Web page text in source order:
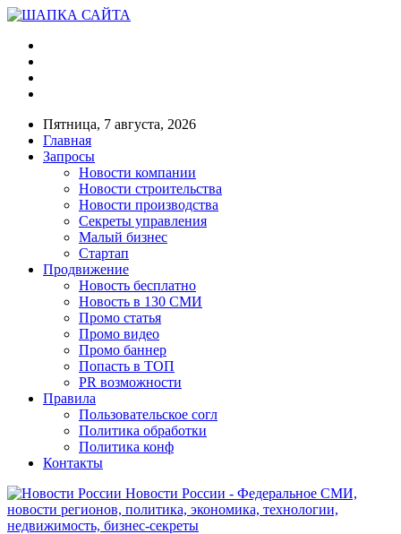
Пятница, 7 августа, 2026
Главная
Запросы
Новости компании
Новости строительства
Новости производства
Секреты управления
Малый бизнес
Стартап
Продвижение
Новость бесплатно
Новость в 130 СМИ
Промо статья
Промо видео
Промо баннер
Попасть в ТОП
PR возможности
Правила
Пользовательское согл
Политика обработки
Политика конф
Контакты
Новости России - Федеральное СМИ,
новости регионов, политика, экономика, технологии,
недвижимость, бизнес-секреты